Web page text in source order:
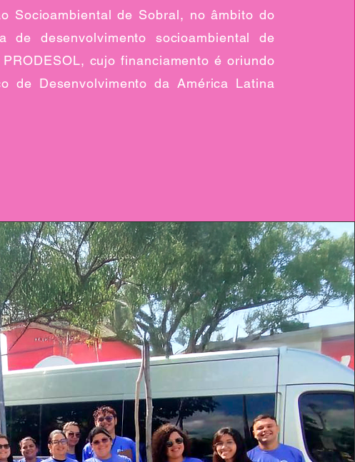
Socioambiental de Sobral, no âmbito do
de desenvolvimento socioambiental de
cujo financiamento é oriundo
de Desenvolvimento da América Latina